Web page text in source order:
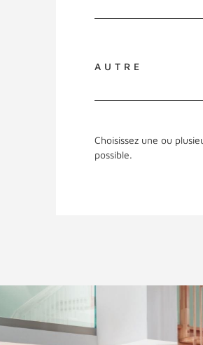
AUTRE
Choisissez une ou
possible.